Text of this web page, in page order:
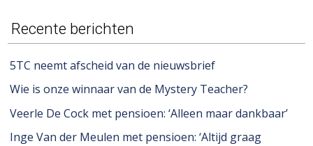
Recente berichten
5TC neemt afscheid van de nieuwsbrief
Wie is onze winnaar van de Mystery Teacher?
Veerle De Cock met pensioen: ‘Alleen maar dankbaar’
Inge Van der Meulen met pensioen: ‘Altijd graag